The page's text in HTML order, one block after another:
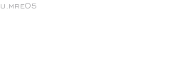
u.mre05